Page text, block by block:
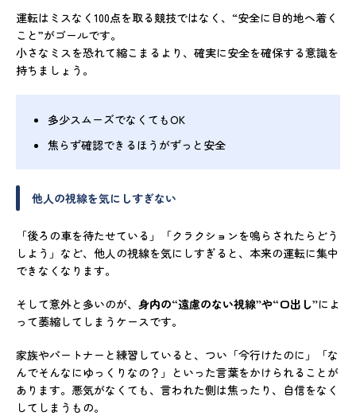
運転はミスなく100点を取る競技ではなく、“安全に目的地へ着く
こと”がゴールです。
小さなミスを恐れて縮こまるより、確実に安全を確保する意識を
持ちましょう。
多少スムーズでなくてもOK
焦らず確認できるほうがずっと安全
他人の視線を気にしすぎない
「後ろの車を待たせている」「クラクションを鳴らされたらどう
しよう」など、他人の視線を気にしすぎると、本来の運転に集中
できなくなります。
そして意外と多いのが、 身内の“遠慮のない視線”や“口出し”によ
って萎縮してしまうケースです。
家族やパートナーと練習していると、つい「今行けたのに」「な
んでそんなにゆっくりなの？」といった言葉をかけられることが
あります。悪気がなくても、言われた側は焦ったり、自信をなく
してしまうもの。